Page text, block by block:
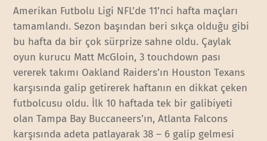
Amerikan Futbolu Ligi NFL’de 11’nci hafta maçları
tamamlandı. Sezon başından beri sıkça olduğu gibi
bu hafta da bir çok sürprize sahne oldu. Çaylak
oyun kurucu Matt McGloin, 3 touchdown pası
vererek takımı Oakland Raiders’ın Houston Texans
karşısında galip getirerek haftanın en dikkat çeken
futbolcusu oldu. İlk 10 haftada tek bir galibiyeti
olan Tampa Bay Buccaneers’ın, Atlanta Falcons
karşısında adeta patlayarak 38 – 6 galip gelmesi